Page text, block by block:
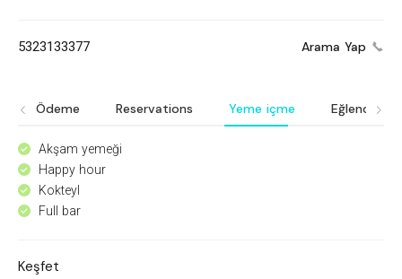
5323133377 Arama Yap
Ödeme Reservations Yeme içme Eğlence
^ Akşam yemeği
^ Happy hour
^ Kokteyl
^ Full bar
Keşfet